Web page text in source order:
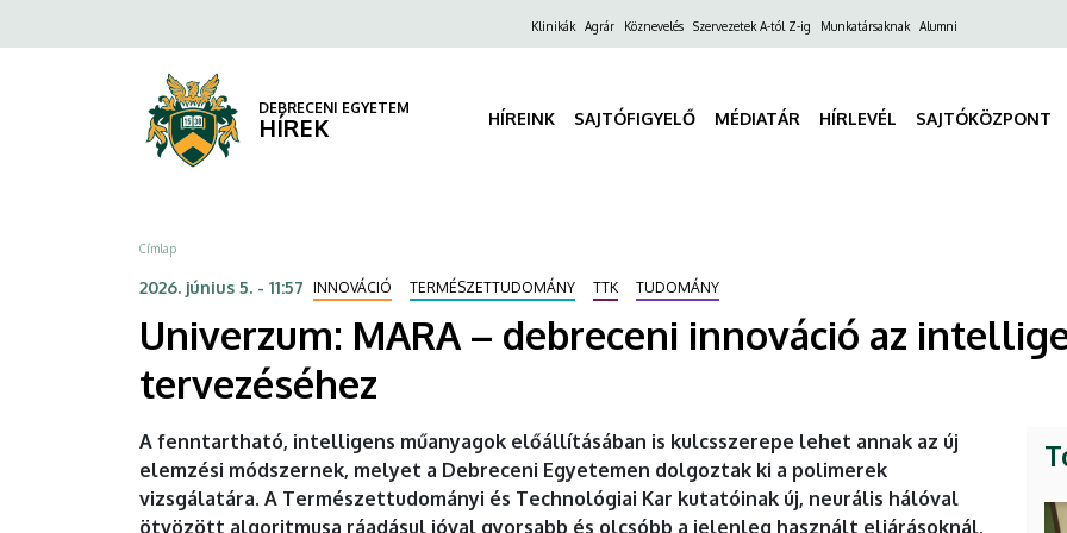
debreceni
intelligens
anyagok
tervezéséhez
DEBRECENI
a
FelsőKlinikák Agrár Köznevelés Szervezetek A-tól Z-ig Munkatársaknak Alumni
DEBRECENI EGYETEM
HÍREK HÍREINK SAJTÓFIGYELŐ MÉDIATÁR HÍRLEVÉL SAJTÓKÖZPONT
Morzsa
Címlap
2026. június 5. - 11:57 INNOVÁCIÓ TERMÉSZETTUDOMÁNY TTK TUDOMÁNY
Univerzum: MARA – debreceni innováció az
tervezéséhez
A fenntartható, intelligens műanyagok előállításában is kulcsszerepe lehet annak az új
elemzési módszernek, melyet a Debreceni Egyetemen dolgoztak ki a polimerek
vizsgálatára. A Természettudományi és Technológiai Kar kutatóinak új, neurális hálóval
ötvözött algoritmusa ráadásul jóval gyorsabb és olcsóbb a jelenleg használt eljárásoknál.